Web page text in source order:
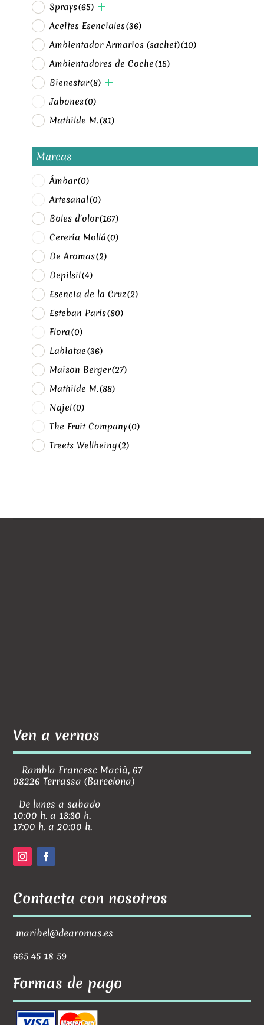
Sprays(65)
Aceites Esenciales(36)
Ambientador Armarios (sachet)(10)
Ambientadores de Coche(15)
Bienestar(8)
Jabones(0)
Mathilde M.(81)
Marcas
Ámbar(0)
Artesanal(0)
Boles d'olor(167)
Cerería Mollá(0)
De Aromas(2)
Depilsil(4)
Esencia de la Cruz(2)
Esteban París(80)
Flora(0)
Labiatae(36)
Maison Berger(27)
Mathilde M.(88)
Najel(0)
The Fruit Company(0)
Treets Wellbeing(2)
Ven a vernos
Rambla Francesc Macià, 67
08226 Terrassa (Barcelona)
De lunes a sabado
10:00 h. a 13:30 h.
17:00 h. a 20:00 h.
Contacta con nosotros
maribel@dearomas.es
665 45 18 59
Formas de pago